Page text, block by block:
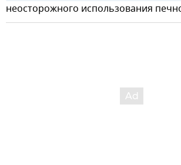
неосторожного использования